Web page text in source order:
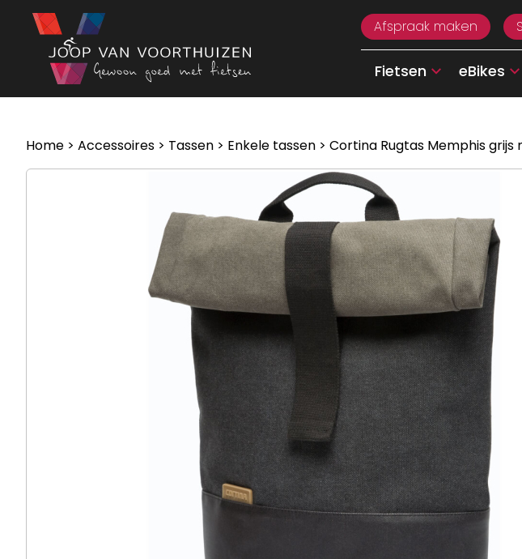
Ga naar de inhoud
Afspraak maken
Fietsen eBikes
Home > Accessoires > Tassen > Enkele tassen > Cortina Rugtas Memphis